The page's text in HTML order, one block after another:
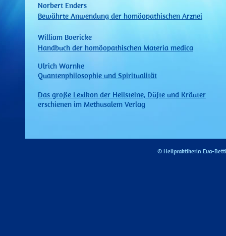
Norbert Enders
Bewährte Anwendung der homöopathischen Arznei
William Boericke
Handbuch der homöopathischen Materia medica
Ulrich Warnke
Quantenphilosophie und Spiritualität
Das große Lexikon der Heilsteine, Düfte und Kräuter
erschienen im Methusalem Verlag
© Heilpraktikerin Eva-